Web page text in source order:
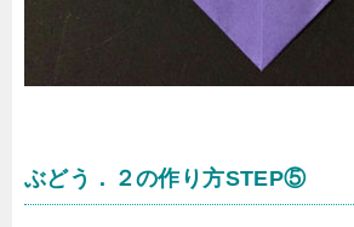
ぶどう．２の作り方STEP⑤